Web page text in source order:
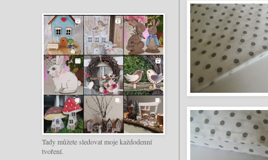
Tady můžete sledovat moje každodenní
tvoření.